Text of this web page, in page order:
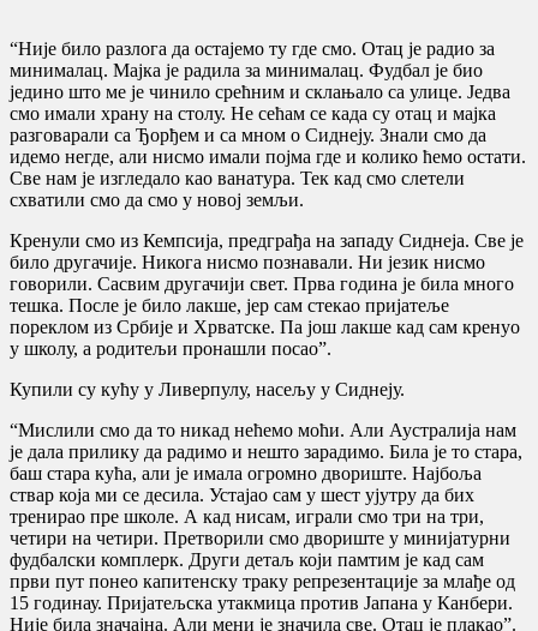
“Није било разлога да остајемо ту где смо. Отац је радио за
минималац. Мајка је радила за минималац. Фудбал је био
једино што ме је чинило срећним и склањало са улице. Једва
смо имали храну на столу. Не сећам се када су отац и мајка
разговарали са Ђорђем и са мном о Сиднеју. Знали смо да
идемо негде, али нисмо имали појма где и колико ћемо остати.
Све нам је изгледало као ванатура. Тек кад смо слетели
схватили смо да смо у новој земљи.
Кренули смо из Кемпсија, предграђа на западу Сиднеја. Све је
било другачије. Никога нисмо познавали. Ни језик нисмо
говорили. Сасвим другачији свет. Прва година је била много
тешка. После је било лакше, јер сам стекао пријатеље
пореклом из Србије и Хрватске. Па још лакше кад сам кренуо
у школу, а родитељи пронашли посао”.
Купили су кућу у Ливерпулу, насељу у Сиднеју.
“Мислили смо да то никад нећемо моћи. Али Аустралија нам
је дала прилику да радимо и нешто зарадимо. Била је то стара,
баш стара кућа, али је имала огромно двориште. Најбоља
ствар која ми се десила. Устајао сам у шест ујутру да бих
тренирао пре школе. А кад нисам, играли смо три на три,
четири на четири. Претворили смо двориште у минијатурни
фудбалски комплерк. Други детаљ који памтим је кад сам
први пут понео капитенску траку репрезентације за млађе од
15 годинау. Пријатељска утакмица против Јапана у Канбери.
Није била значајна. Али мени је значила све. Отац је плакао”.